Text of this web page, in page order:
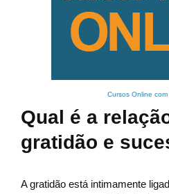
Cursos Online
Qual é a
gratidão e
A gratidão está intimamente